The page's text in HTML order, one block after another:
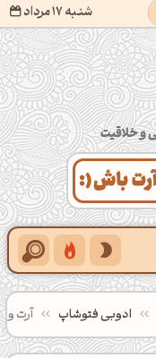
شنبه 17 مرداد
ادوبی فتوشاپ آرت